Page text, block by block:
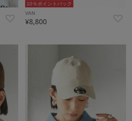
10％ポイントバック
VAN
¥8,800